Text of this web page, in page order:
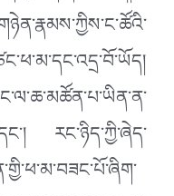
རང་ཉིད་ཀྱི་ཞེད་